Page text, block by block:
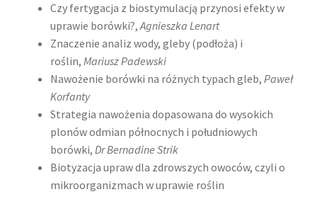
Czy fertygacja z biostymulacją przynosi efekty w
uprawie borówki?,Agnieszka Lenart
Znaczenie analiz wody, gleby (podłoża) i
roślin, Mariusz Padewski
Nawożenie borówki na różnych typach gleb, Paweł
Korfanty
Strategia nawożenia dopasowana do wysokich
plonów odmian północnych i południowych
borówki, Dr Bernadine Strik
Biotyzacja upraw dla zdrowszych owoców, czyli o
mikroorganizmach w uprawie roślin